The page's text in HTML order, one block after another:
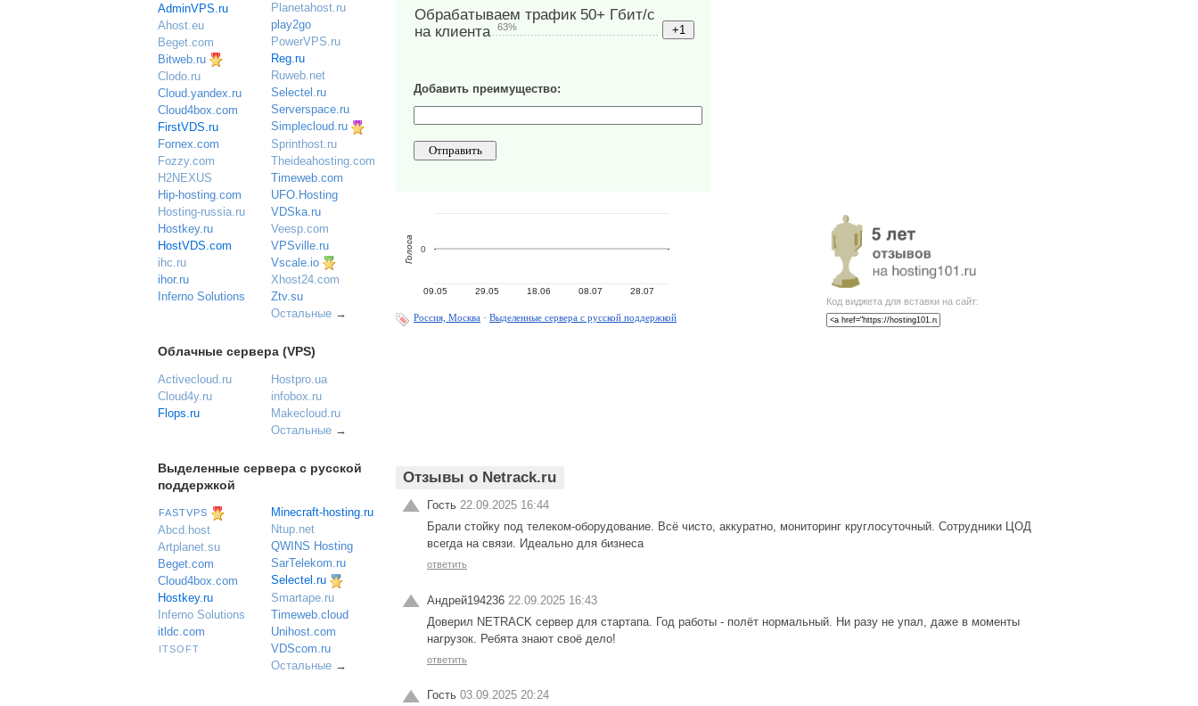
Обрабатываем трафик 50+ Гбит/с
на клиента
63%
Добавить преимущество:
Код виджета для вставки на сайт:
09.05 29.05 18.06 08.07 28.07
0
Голоса
Россия, Москва · Выделенные сервера с русской поддержкой
Отзывы о Netrack.ru
Гость 22.09.2025 16:44
Брали стойку под телеком-оборудование. Всё чисто, аккуратно, мониторинг круглосуточный. Сотрудники ЦОД
всегда на связи. Идеально для бизнеса
ответить
Андрей194236 22.09.2025 16:43
Доверил NETRACK сервер для стартапа. Год работы - полёт нормальный. Ни разу не упал, даже в моменты
нагрузок. Ребята знают своё дело!
ответить
Гость 03.09.2025 20:24
AdminVPS.ru
Ahost.eu
Beget.com
Bitweb.ru
Clodo.ru
Cloud.yandex.ru
Cloud4box.com
FirstVDS.ru
Fornex.com
Fozzy.com
H2NEXUS
Hip-hosting.com
Hosting-russia.ru
Hostkey.ru
HostVDS.com
ihc.ru
ihor.ru
Inferno Solutions
Planetahost.ru
play2go
PowerVPS.ru
Reg.ru
Ruweb.net
Selectel.ru
Serverspace.ru
Simplecloud.ru
Sprinthost.ru
Theideahosting.com
Timeweb.com
UFO.Hosting
VDSka.ru
Veesp.com
VPSville.ru
Vscale.io
Xhost24.com
Ztv.su
Остальные →
Облачные сервера (VPS)
Activecloud.ru
Cloud4y.ru
Flops.ru
Hostpro.ua
infobox.ru
Makecloud.ru
Остальные →
Выделенные сервера с русской
поддержкой
FASTVPS
Abcd.host
Artplanet.su
Beget.com
Cloud4box.com
Hostkey.ru
Inferno Solutions
itldc.com
ITSOFT
Minecraft-hosting.ru
Ntup.net
QWINS Hosting
SarTelekom.ru
Selectel.ru
Smartape.ru
Timeweb.cloud
Unihost.com
VDScom.ru
Остальные →